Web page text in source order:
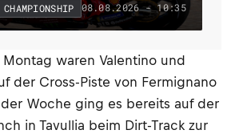
CHAMPIONSHIP 08.08.2026 - 10:35
waren Valentino und
der Cross-Piste von Fermignano
Woche ging es bereits auf der
in Tavullia beim Dirt-Track zur